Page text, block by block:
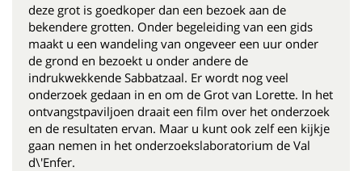
deze grot is goedkoper dan een bezoek aan de
bekendere grotten. Onder begeleiding van een gids
maakt u een wandeling van ongeveer een uur onder
de grond en bezoekt u onder andere de
indrukwekkende Sabbatzaal. Er wordt nog veel
onderzoek gedaan in en om de Grot van Lorette. In het
ontvangstpaviljoen draait een film over het onderzoek
en de resultaten ervan. Maar u kunt ook zelf een kijkje
gaan nemen in het onderzoekslaboratorium de Val
d\'Enfer.